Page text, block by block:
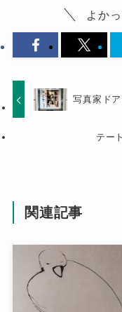
よか
写真家ド
テー
関連記事